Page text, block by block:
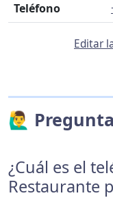
Teléfono
Editar
🙋‍♂️
¿Cuál es el
Restaurante